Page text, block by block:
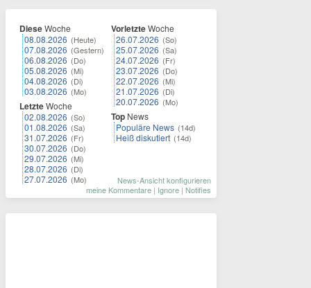
DieseWoche
08.08.2026 (Heute)
07.08.2026 (Gestern)
06.08.2026 (Do)
05.08.2026 (Mi)
04.08.2026 (Di)
03.08.2026 (Mo)
LetzteWoche
02.08.2026 (So)
01.08.2026 (Sa)
31.07.2026 (Fr)
30.07.2026 (Do)
29.07.2026 (Mi)
28.07.2026 (Di)
27.07.2026 (Mo)
VorletzteWoche
26.07.2026 (So)
25.07.2026 (Sa)
24.07.2026 (Fr)
23.07.2026 (Do)
22.07.2026 (Mi)
21.07.2026 (Di)
20.07.2026 (Mo)
Top News
Populäre News (14d)
Heiß diskutiert (14d)
News-Ansicht konfigurieren
meine Kommentare | Ignore | Notifies